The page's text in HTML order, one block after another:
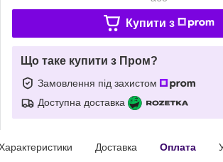
Купити з
Що таке купити з Пром?
Замовлення під захистом
Доступна доставка
Доставка Оплата